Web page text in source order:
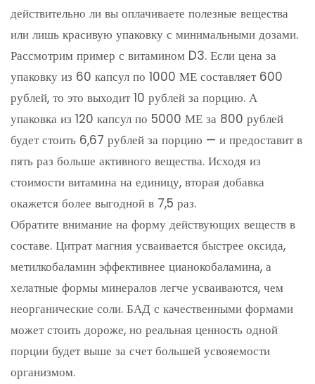
действительно ли вы оплачиваете полезные вещества
или лишь красивую упаковку с минимальными дозами.
Рассмотрим пример с витамином D3. Если цена за
упаковку из 60 капсул по 1000 МЕ составляет 600
рублей, то это выходит 10 рублей за порцию. А
упаковка из 120 капсул по 5000 МЕ за 800 рублей
будет стоить 6,67 рублей за порцию — и предоставит в
пять раз больше активного вещества. Исходя из
стоимости витамина на единицу, вторая добавка
окажется более выгодной в 7,5 раз.
Обратите внимание на форму действующих веществ в
составе. Цитрат магния усваивается быстрее оксида,
метилкобаламин эффективнее цианокобаламина, а
хелатные формы минералов легче усваиваются, чем
неорганические соли. БАД с качественными формами
может стоить дороже, но реальная ценность одной
порции будет выше за счет большей усвояемости
организмом.